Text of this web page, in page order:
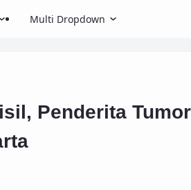
Multi Dropdown
Penderita